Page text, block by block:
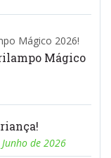
Mágico
de 2026